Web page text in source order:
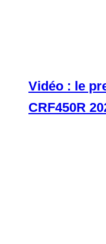
Vidéo : le
CRF450R